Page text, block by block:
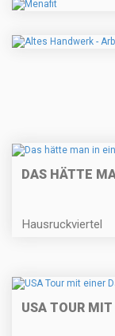
DAS HÄTTE
Hausruckviertel
USA TOUR